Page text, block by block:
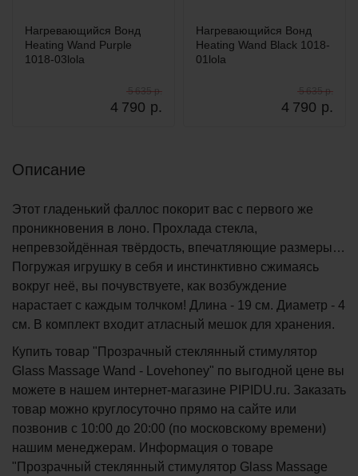
Нагревающийся Вонд
Heating Wand Purple
1018-03lola
4 790 р.
5 635 р.
Нагревающийся Вонд
Heating Wand Black 1018-
01lola
4 790 р.
5 635 р.
Описание
Этот гладенький фаллос покорит вас с первого же
проникновения в лоно. Прохлада стекла,
непревзойдённая твёрдость, впечатляющие размеры…
Погружая игрушку в себя и инстинктивно сжимаясь
вокруг неё, вы почувствуете, как возбуждение
нарастает с каждым толчком! Длина - 19 см. Диаметр - 4
см. В комплект входит атласный мешок для хранения.
Купить товар "Прозрачный стеклянный стимулятор
Glass Massage Wand - Lovehoney" по выгодной цене вы
можете в нашем интернет-магазине PIPIDU.ru. Заказать
товар можно круглосуточно прямо на сайте или
позвонив с 10:00 до 20:00 (по московскому времени)
нашим менеджерам. Информация о товаре
"Прозрачный стеклянный стимулятор Glass Massage